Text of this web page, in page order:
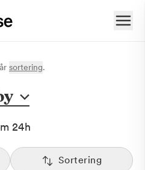
sortering.
24h
Sortering